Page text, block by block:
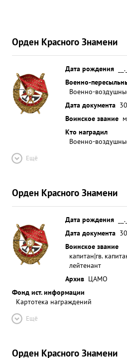
Орден Красного Знамени
Дата рождения
Военно-
Военно-
Дата документа
Воинское звание
Кто наградил
Военно-
Ещё
Орден Красного Знамени
Дата рождения
Дата документа
Воинское звание
капитан|гв.
лейтенант
Архив ЦАМО
Фонд ист. информации
Картотека награждений
Ещё
Орден Красного Знамени